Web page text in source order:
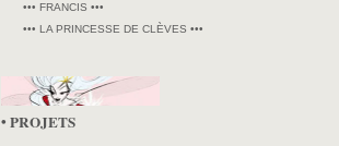
••• FRANCIS •••
••• LA PRINCESSE DE CLÈVES •••
• PROJETS